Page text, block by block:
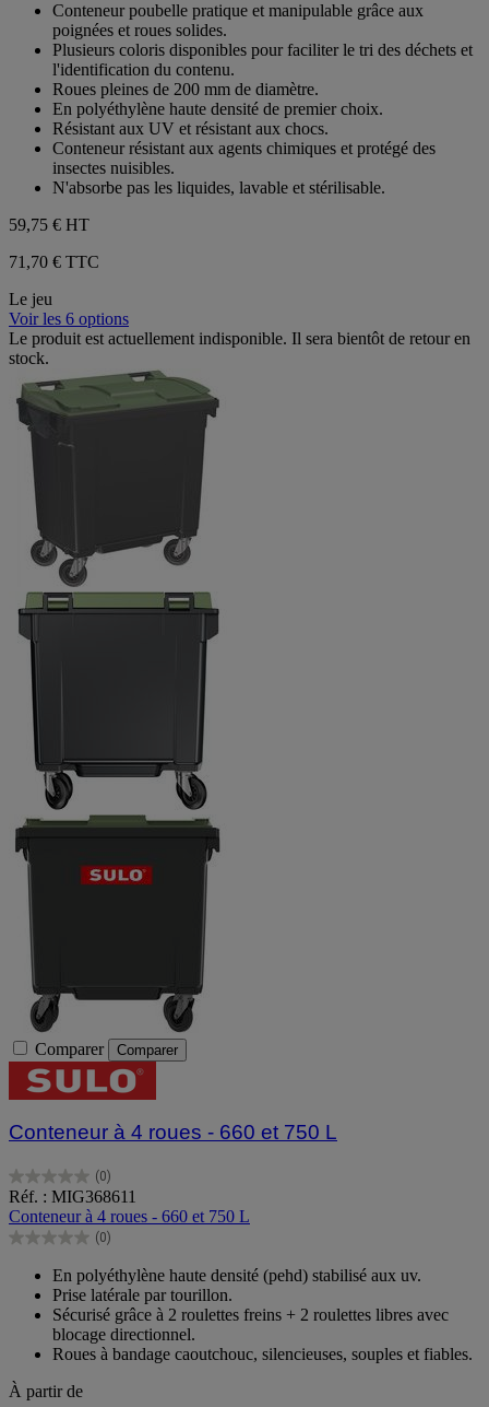
étoiles.
Conteneur poubelle pratique et manipulable grâce aux
poignées et roues solides.
Plusieurs coloris disponibles pour faciliter le tri des déchets et
l'identification du contenu.
Roues pleines de 200 mm de diamètre.
En polyéthylène haute densité de premier choix.
Résistant aux UV et résistant aux chocs.
Conteneur résistant aux agents chimiques et protégé des
insectes nuisibles.
N'absorbe pas les liquides, lavable et stérilisable.
59,75 € HT
71,70 € TTC
Le jeu
Voir les 6 options
Le produit est actuellement indisponible. Il sera bientôt de retour en
stock.
Comparer Comparer
Conteneur à 4 roues - 660 et 750 L
(0)
0.0
sur
5
étoiles.
Réf. : MIG368611
Conteneur à 4 roues - 660 et 750 L
(0)
0.0
étoiles.
En polyéthylène haute densité (pehd) stabilisé aux uv.
Prise latérale par tourillon.
Sécurisé grâce à 2 roulettes freins + 2 roulettes libres avec
blocage directionnel.
Roues à bandage caoutchouc, silencieuses, souples et fiables.
À partir de